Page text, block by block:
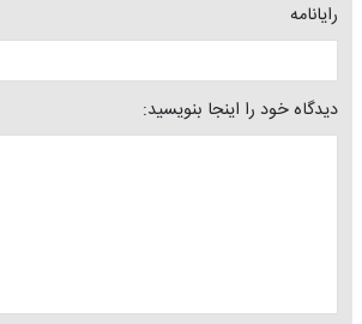
رایانامه
دیدگاه خود را اینجا بنویسید: